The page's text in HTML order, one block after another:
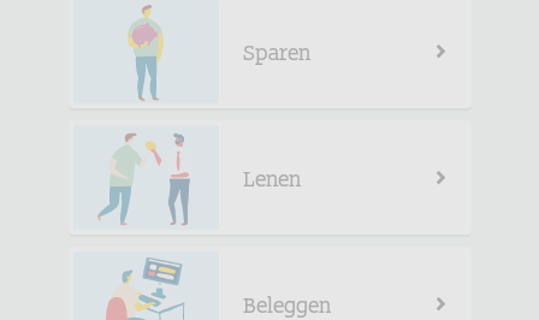
Sparen
Lenen
Beleggen